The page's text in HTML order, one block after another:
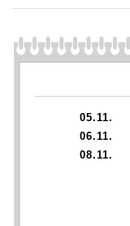
05.11.
06.11.
08.11.